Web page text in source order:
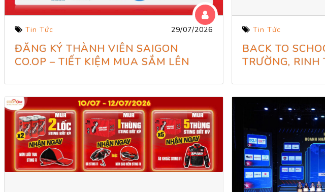
Tin Tức 29/07/2026
ĐĂNG KÝ THÀNH VIÊN SAIGON
CO.OP – TIẾT KIỆM MUA SẮM LÊN
Tin Tức
BACK TO
TRƯỜNG,